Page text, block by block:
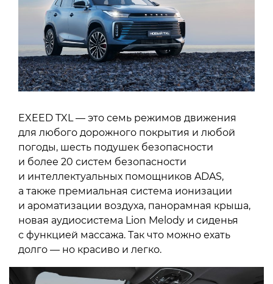
EXEED TXL — это семь режимов движения
для любого дорожного покрытия и любой
погоды, шесть подушек безопасности
и более 20 систем безопасности
и интеллектуальных помощников ADAS,
а также премиальная система ионизации
и ароматизации воздуха, панорамная крыша,
новая аудиосистема Lion Melody и сиденья
с функцией массажа. Так что можно ехать
долго — но красиво и легко.